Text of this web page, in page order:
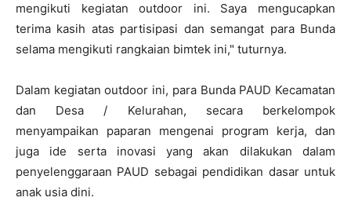
mengikuti kegiatan outdoor ini. Saya mengucapkan
terima kasih atas partisipasi dan semangat para Bunda
selama mengikuti rangkaian bimtek ini," tuturnya.
Dalam kegiatan outdoor ini, para Bunda PAUD Kecamatan
dan Desa / Kelurahan, secara berkelompok
menyampaikan paparan mengenai program kerja, dan
juga ide serta inovasi yang akan dilakukan dalam
penyelenggaraan PAUD sebagai pendidikan dasar untuk
anak usia dini.